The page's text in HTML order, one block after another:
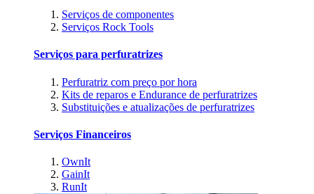
Serviços de componentes
Serviços Rock Tools
Serviços para perfuratrizes
Perfuratriz com preço por hora
Kits de reparos e Endurance de perfuratrizes
Substituições e atualizações de perfuratrizes
Serviços Financeiros
OwnIt
GainIt
RunIt